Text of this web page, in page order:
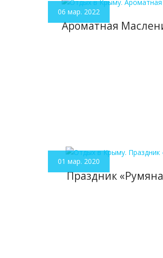
Ароматная
06 мар. 2022
Праздник
01 мар. 2020